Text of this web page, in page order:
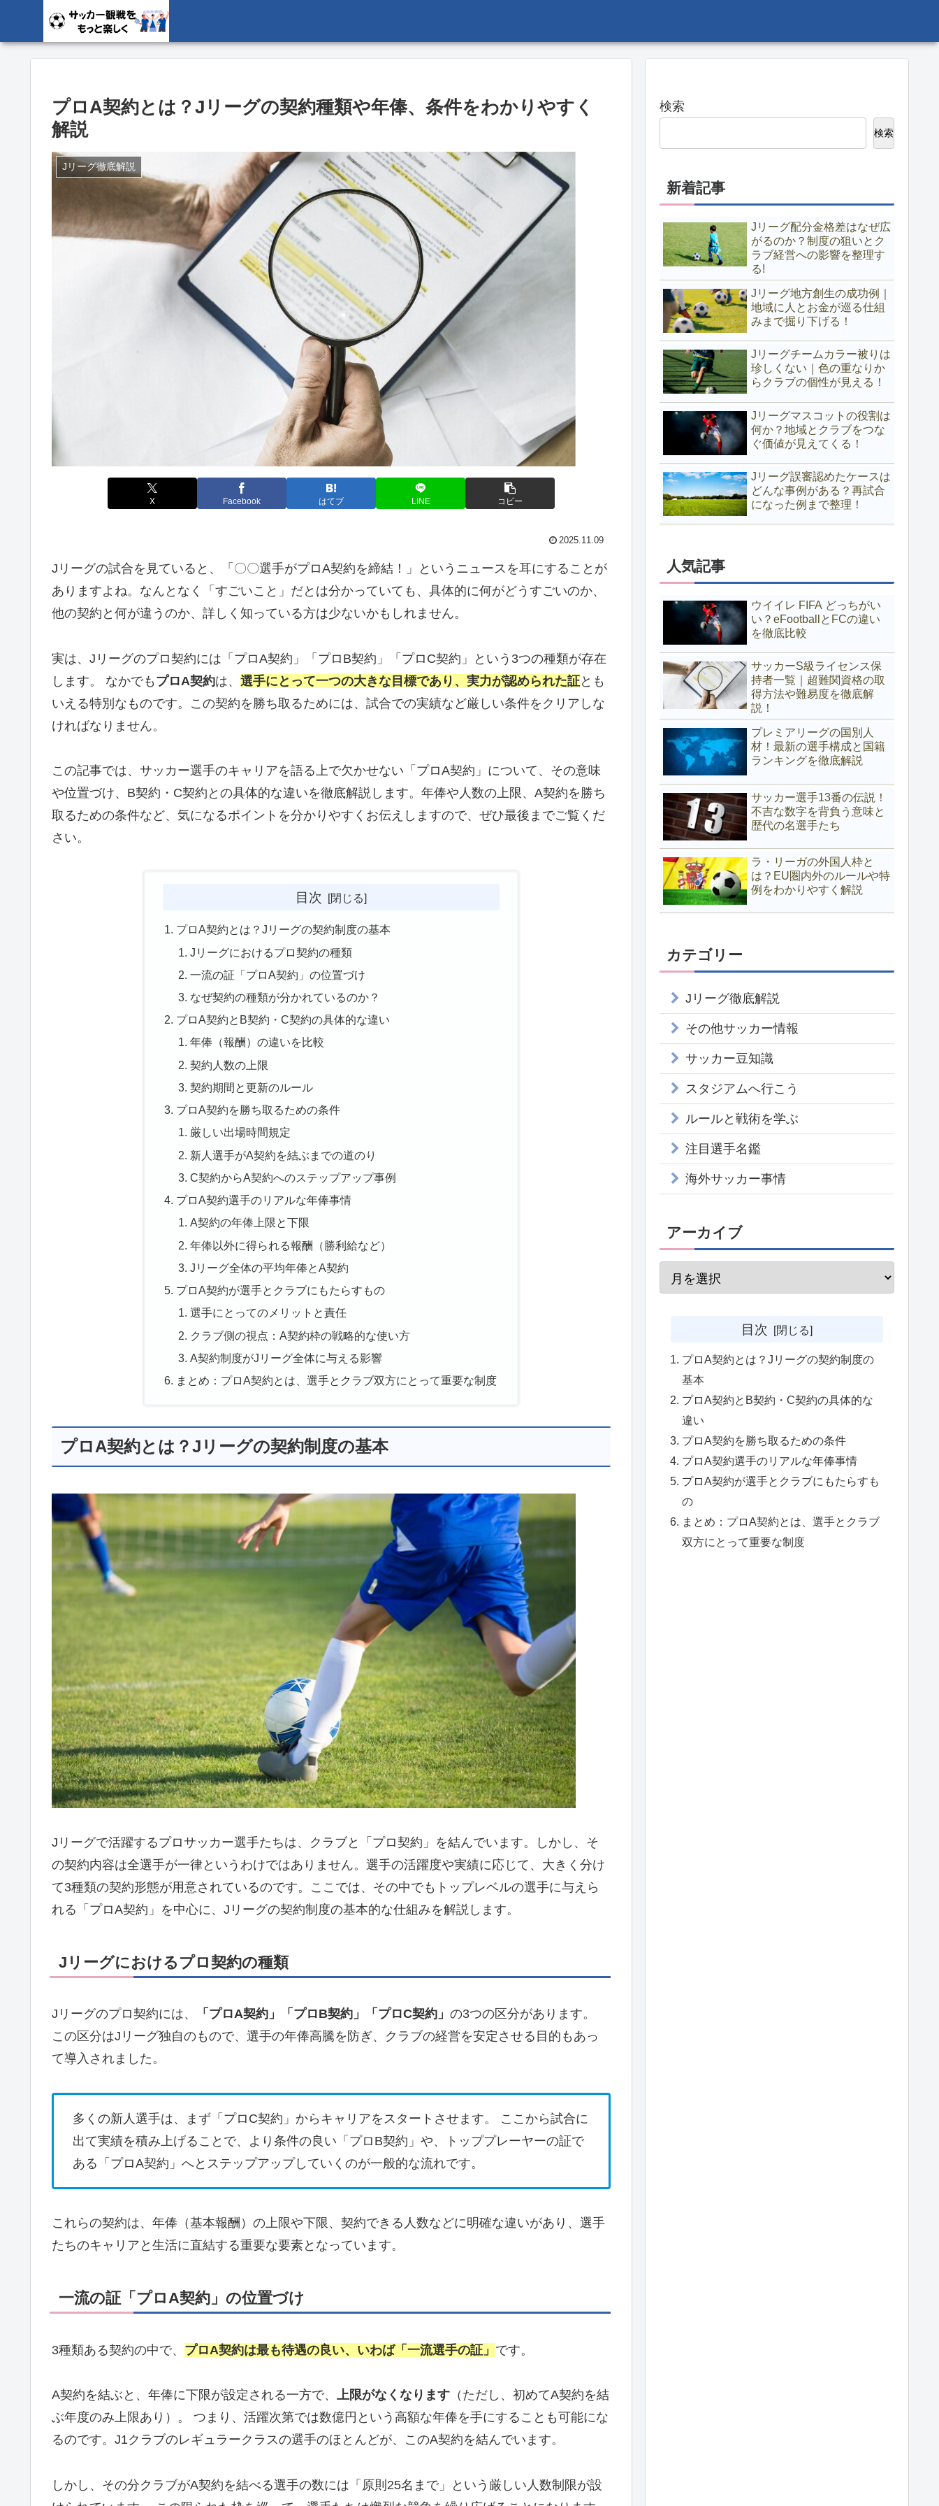
プロA契約とは？Jリーグの契約種類や年俸、条件をわかりやすく
解説
Jリーグ徹底解説
X Facebook はてブ LINE コピー
2025.11.09
Jリーグの試合を見ていると、「〇〇選手がプロA契約を締結！」というニュースを耳にすることが
ありますよね。なんとなく「すごいこと」だとは分かっていても、具体的に何がどうすごいのか、
他の契約と何が違うのか、詳しく知っている方は少ないかもしれません。
実は、Jリーグのプロ契約には「プロA契約」「プロB契約」「プロC契約」という3つの種類が存在
します。 なかでも プロA契約は、 選手にとって一つの大きな目標であり、実力が認められた証とも
いえる特別なものです。この契約を勝ち取るためには、試合での実績など厳しい条件をクリアしな
ければなりません。
この記事では、サッカー選手のキャリアを語る上で欠かせない「プロA契約」について、その意味
や位置づけ、B契約・C契約との具体的な違いを徹底解説します。年俸や人数の上限、A契約を勝ち
取るための条件など、気になるポイントを分かりやすくお伝えしますので、ぜひ最後までご覧くだ
さい。
目次
プロA契約とは？Jリーグの契約制度の基本
Jリーグにおけるプロ契約の種類
一流の証「プロA契約」の位置づけ
なぜ契約の種類が分かれているのか？
プロA契約とB契約・C契約の具体的な違い
年俸（報酬）の違いを比較
契約人数の上限
契約期間と更新のルール
プロA契約を勝ち取るための条件
厳しい出場時間規定
新人選手がA契約を結ぶまでの道のり
C契約からA契約へのステップアップ事例
プロA契約選手のリアルな年俸事情
A契約の年俸上限と下限
年俸以外に得られる報酬（勝利給など）
Jリーグ全体の平均年俸とA契約
プロA契約が選手とクラブにもたらすもの
選手にとってのメリットと責任
クラブ側の視点：A契約枠の戦略的な使い方
A契約制度がJリーグ全体に与える影響
まとめ：プロA契約とは、選手とクラブ双方にとって重要な制度
プロA契約とは？Jリーグの契約制度の基本
Jリーグで活躍するプロサッカー選手たちは、クラブと「プロ契約」を結んでいます。しかし、そ
の契約内容は全選手が一律というわけではありません。選手の活躍度や実績に応じて、大きく分け
て3種類の契約形態が用意されているのです。ここでは、その中でもトップレベルの選手に与えら
れる「プロA契約」を中心に、Jリーグの契約制度の基本的な仕組みを解説します。
Jリーグにおけるプロ契約の種類
Jリーグのプロ契約には、 「プロA契約」「プロB契約」「プロC契約」 の3つの区分があります。
この区分はJリーグ独自のもので、選手の年俸高騰を防ぎ、クラブの経営を安定させる目的もあっ
て導入されました。
多くの新人選手は、まず「プロC契約」からキャリアをスタートさせます。 ここから試合に
出て実績を積み上げることで、より条件の良い「プロB契約」や、トッププレーヤーの証で
ある「プロA契約」へとステップアップしていくのが一般的な流れです。
これらの契約は、年俸（基本報酬）の上限や下限、契約できる人数などに明確な違いがあり、選手
たちのキャリアと生活に直結する重要な要素となっています。
一流の証「プロA契約」の位置づけ
3種類ある契約の中で、 プロA契約は最も待遇の良い、いわば「一流選手の証」 です。
A契約を結ぶと、年俸に下限が設定される一方で、 上限がなくなります （ただし、初めてA契約を結
ぶ年度のみ上限あり）。 つまり、活躍次第では数億円という高額な年俸を手にすることも可能にな
るのです。J1クラブのレギュラークラスの選手のほとんどが、このA契約を結んでいます。
しかし、その分クラブがA契約を結べる選手の数には「原則25名まで」という厳しい人数制限が設
検索
検索
新着記事
Jリーグ配分金格差はなぜ広
がるのか？制度の狙いとク
ラブ経営への影響を整理す
る!
Jリーグ地方創生の成功例｜
地域に人とお金が巡る仕組
みまで掘り下げる！
Jリーグチームカラー被りは
珍しくない｜色の重なりか
らクラブの個性が見える！
Jリーグマスコットの役割は
何か？地域とクラブをつな
ぐ価値が見えてくる！
Jリーグ誤審認めたケースは
どんな事例がある？再試合
になった例まで整理！
人気記事
ウイイレ FIFA どっちがい
い？eFootballとFCの違い
を徹底比較
サッカーS級ライセンス保
持者一覧｜超難関資格の取
得方法や難易度を徹底解
説！
プレミアリーグの国別人
材！最新の選手構成と国籍
ランキングを徹底解説
サッカー選手13番の伝説！
不吉な数字を背負う意味と
歴代の名選手たち
ラ・リーガの外国人枠と
は？EU圏内外のルールや特
例をわかりやすく解説
カテゴリー
Jリーグ徹底解説
その他サッカー情報
サッカー豆知識
スタジアムへ行こう
ルールと戦術を学ぶ
注目選手名鑑
海外サッカー事情
アーカイブ
目次
プロA契約とは？Jリーグの契約制度の
基本
プロA契約とB契約・C契約の具体的な
違い
プロA契約を勝ち取るための条件
プロA契約選手のリアルな年俸事情
プロA契約が選手とクラブにもたらすも
の
まとめ：プロA契約とは、選手とクラブ
双方にとって重要な制度